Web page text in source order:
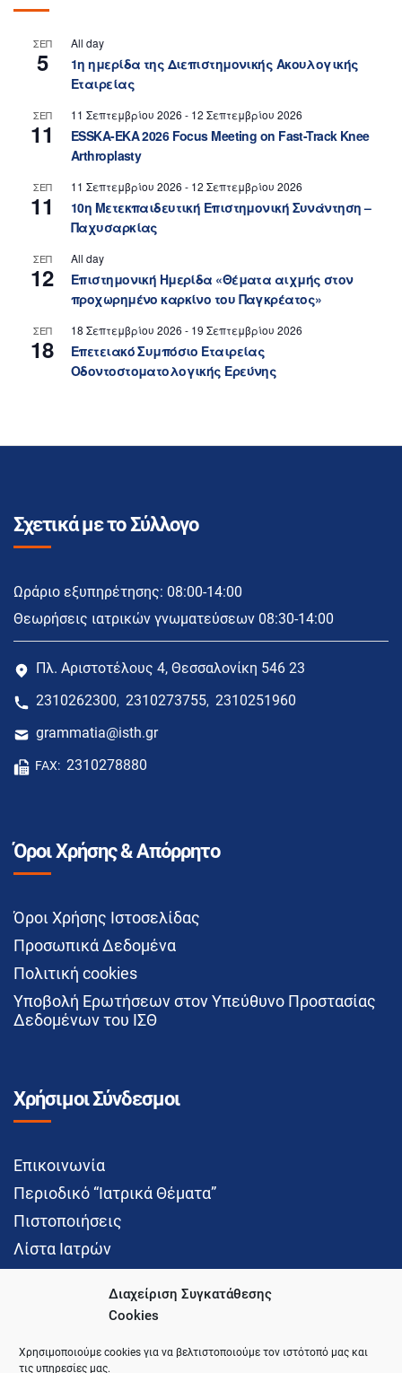
Διαχείριση Συγκατάθεσης
Cookies
Χρησιμοποιούμε cookies για να βελτιστοποιούμε τον ιστότοπό μας και
τις υπηρεσίες μας.
ΣΕΠ
5
All day
1η ημερίδα της Διεπιστημονικής Ακουλογικής
Εταιρείας
ΣΕΠ
11
11 Σεπτεμβρίου 2026 - 12 Σεπτεμβρίου 2026
ESSKA-EKA 2026 Focus Meeting on Fast-Track Knee
Arthroplasty
ΣΕΠ
11
11 Σεπτεμβρίου 2026 - 12 Σεπτεμβρίου 2026
10η Μετεκπαιδευτική Επιστημονική Συνάντηση –
Παχυσαρκίας
ΣΕΠ
12
All day
Επιστημονική Ημερίδα «Θέματα αιχμής στον
προχωρημένο καρκίνο του Παγκρέατος»
ΣΕΠ
18
18 Σεπτεμβρίου 2026 - 19 Σεπτεμβρίου 2026
Επετειακό Συμπόσιο Εταιρείας
Οδοντοστοματολογικής Ερεύνης
Σχετικά με το Σύλλογο
Ωράριο εξυπηρέτησης: 08:00-14:00
Θεωρήσεις ιατρικών γνωματεύσεων 08:30-14:00
Πλ. Αριστοτέλους 4, Θεσσαλονίκη 546 23
2310262300, 2310273755, 2310251960
grammatia@isth.gr
FAX: 2310278880
Όροι Χρήσης & Απόρρητο
Όροι Χρήσης Ιστοσελίδας
Προσωπικά Δεδομένα
Πολιτική cookies
Υποβολή Ερωτήσεων στον Υπεύθυνο Προστασίας
Δεδομένων του ΙΣΘ
Χρήσιμοι Σύνδεσμοι
Επικοινωνία
Περιοδικό “Ιατρικά Θέματα”
Πιστοποιήσεις
Λίστα Ιατρών
Social Media